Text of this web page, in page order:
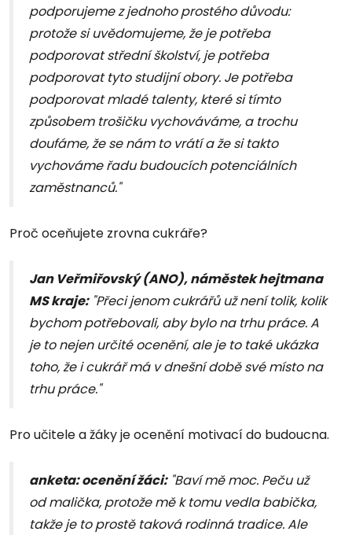
podporujeme z jednoho prostého důvodu:
protože si uvědomujeme, že je potřeba
podporovat střední školství, je potřeba
podporovat tyto studijní obory. Je potřeba
podporovat mladé talenty, které si tímto
způsobem trošičku vychováváme, a trochu
doufáme, že se nám to vrátí a že si takto
vychováme řadu budoucích potenciálních
zaměstnanců."
Proč oceňujete zrovna cukráře?
Jan Veřmiřovský (ANO), náměstek hejtmana
MS kraje:"Přeci jenom cukrářů už není tolik, kolik
bychom potřebovali, aby bylo na trhu práce. A
je to nejen určité ocenění, ale je to také ukázka
toho, že i cukrář má v dnešní době své místo na
trhu práce."
Pro učitele a žáky je ocenění motivací do budoucna.
anketa: ocenění žáci:"Baví mě moc. Peču už
od malička, protože mě k tomu vedla babička,
takže je to prostě taková rodinná tradice. Ale